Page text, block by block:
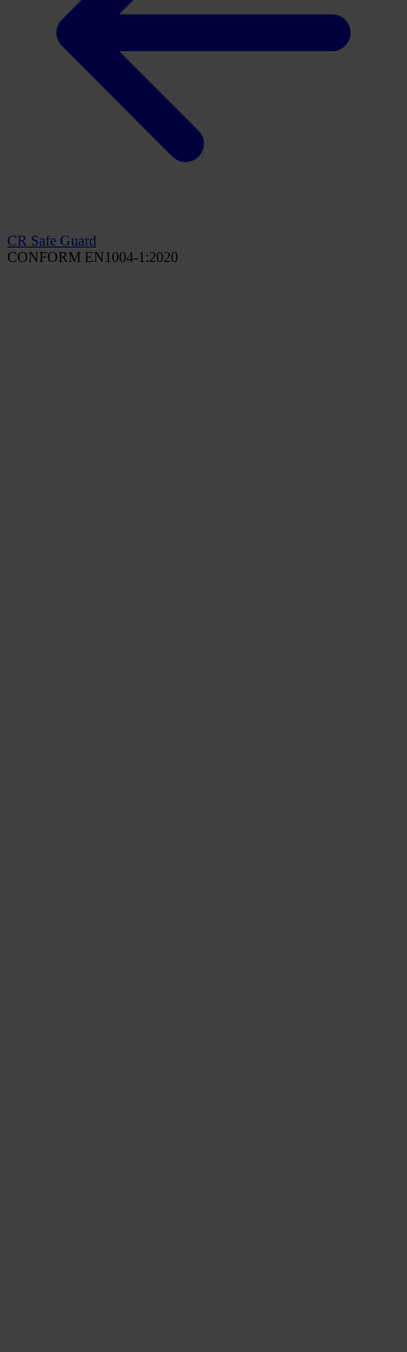
CR Safe Guard
CONFORM EN1004-1:2020